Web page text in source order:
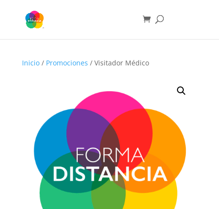
Inicio/ Promociones / Visitador Médico